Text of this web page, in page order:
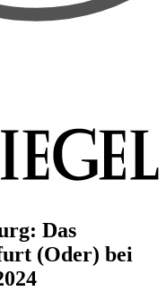
: Das
(Oder) bei